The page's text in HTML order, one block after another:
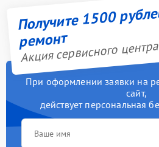
Получите 1500
ремонт
Акция сервисного
При оформлении заявки на
сайт,
действует персональная